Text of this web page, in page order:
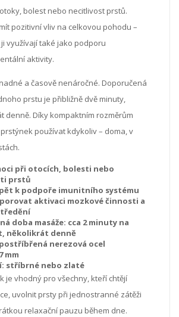
bolest nebo necitlivost prstů.
pozitivní vliv na celkovou pohodu –
využívají také jako podporu
aktivity.
a časově nenáročné. Doporučená
prstu je přibližně dvě minuty,
denně. Díky kompaktním rozměrům
používat kdykoliv – doma, v
při otocích, bolesti nebo
prstů
k podpoře imunitního systému
aktivaci mozkové činnosti a
doba masáže: cca 2 minuty na
několikrát denně
nerezová ocel
mm
stříbrné nebo zlaté
je vhodný pro všechny, kteří chtějí
uvolnit prsty při jednostranné zátěži
relaxační pauzu během dne.